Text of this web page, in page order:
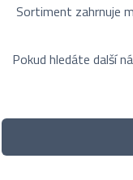
Sortiment zahrnuje
Pokud hledáte další